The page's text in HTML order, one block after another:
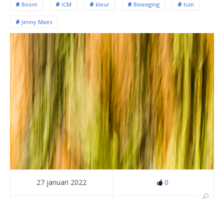
Boom ICM kleur Beweging tuin
Jenny Maes
27 januari 2022 0